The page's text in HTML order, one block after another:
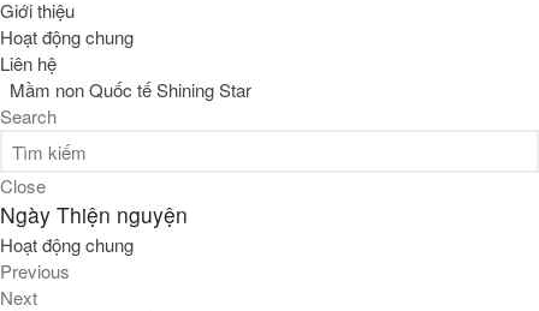
Giới thiệu
Hoạt động chung
Liên hệ
Mầm non Quốc tế Shining Star
Search
Close
Ngày Thiện nguyện
Hoạt động chung
Previous
Next